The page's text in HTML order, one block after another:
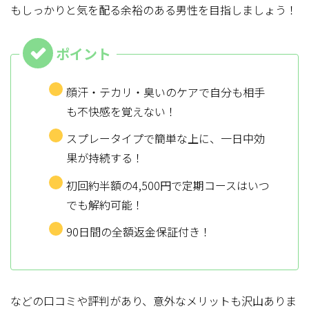
もしっかりと気を配る余裕のある男性を目指しましょう！
顔汗・テカリ・臭いのケアで自分も相手
も不快感を覚えない！
スプレータイプで簡単な上に、一日中効
果が持続する！
初回約半額の4,500円で定期コースはいつ
でも解約可能！
90日間の全額返金保証付き！
などの口コミや評判があり、意外なメリットも沢山ありま